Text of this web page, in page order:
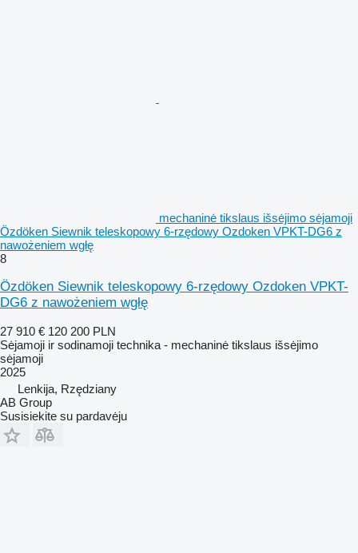
mechaninė tikslaus išsėjimo sėjamoji
Özdöken Siewnik teleskopowy 6-rzędowy Ozdoken VPKT-DG6 z
nawożeniem wgłę
8
Özdöken Siewnik teleskopowy 6-rzędowy Ozdoken VPKT-
DG6 z nawożeniem wgłę
27 910 € 120 200 PLN
Sėjamoji ir sodinamoji technika - mechaninė tikslaus išsėjimo
sėjamoji
2025
Lenkija, Rzędziany
AB Group
Susisiekite su pardavėju